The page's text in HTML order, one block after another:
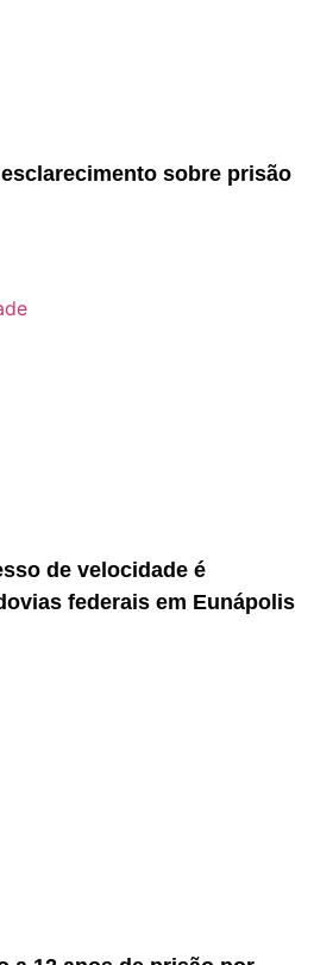
sobre prisão
de velocidade é
federais em Eunápolis